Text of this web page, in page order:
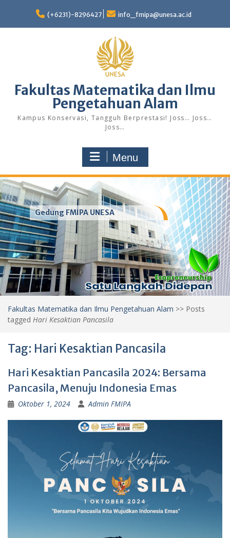
content
(+6231)-8296427 info_fmipa@unesa.ac.id
Fakultas Matematika dan Ilmu
Pengetahuan Alam
Kampus Konservasi, Tangguh Berprestasi! Joss… Joss…
Joss…
Menu
Gedung FMIPA UNESA
Fakultas Matematika dan Ilmu Pengetahuan Alam >> Posts
tagged Hari Kesaktian Pancasila
Tag: Hari Kesaktian Pancasila
Hari Kesaktian Pancasila 2024: Bersama
Pancasila, Menuju Indonesia Emas
Oktober 1, 2024 Admin FMIPA